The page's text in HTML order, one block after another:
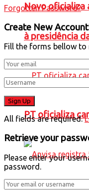
Novo oficializa
à presidência
PT oficializa
Forgotten Password?
Create New
Fill the forms bellow to
All fields are required.
Retrieve your
Please enter your
password.